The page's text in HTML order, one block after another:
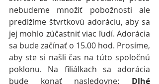
nebudeme množiť pobožnosti ale
predlžíme štvrtkovú adoráciu, aby sa
jej mohlo zúčastniť viac ľudí. Adorácia
sa bude začínať o 15.00 hod. Prosíme,
aby ste si našli čas na túto spoločnú
poklonu. Na filiálkach sa adorácia
bude konať nasledovne: Dlhé